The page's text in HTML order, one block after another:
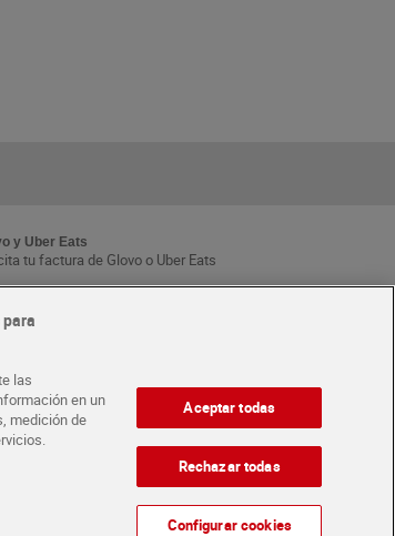
y Uber Eats
tu factura de Glovo o Uber Eats
tu tarjeta de crédito aquí!
las
en un
medición de
Aceptar todas
Rechazar todas
Configurar cookies